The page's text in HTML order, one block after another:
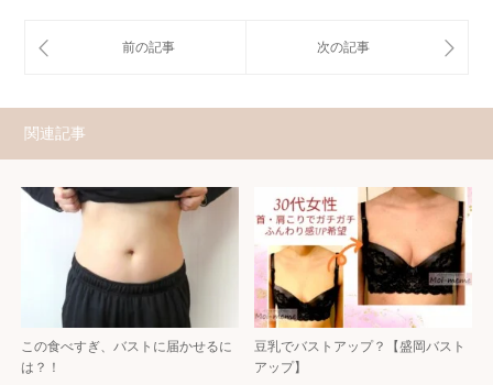
関連記事
この食べすぎ、バストに届かせるに
は？！
豆乳でバストアップ？【盛岡バスト
アップ】